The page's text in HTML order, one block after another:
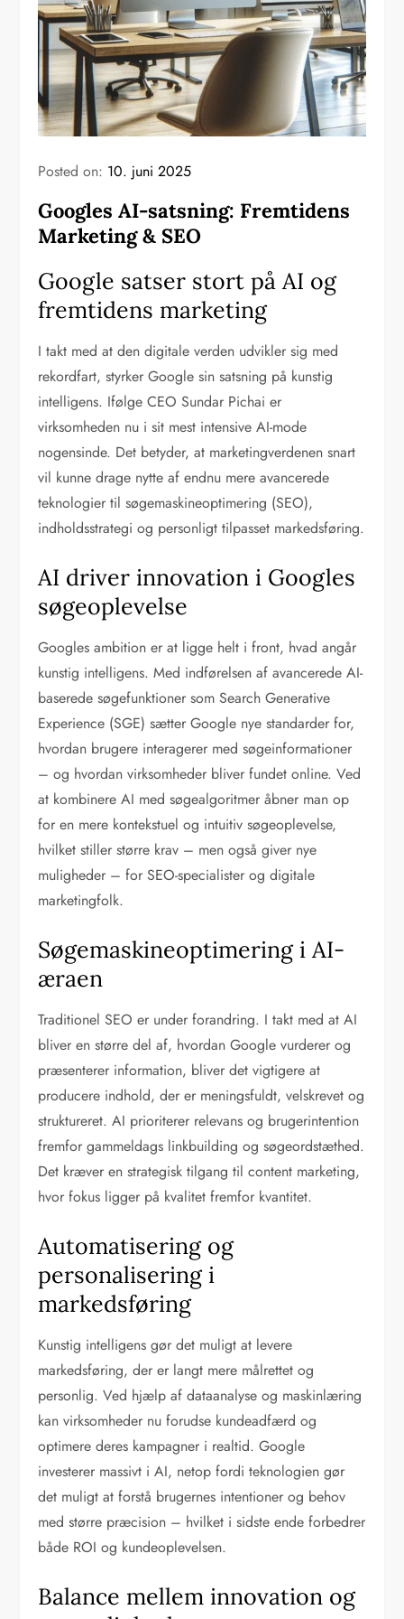
Posted on: 10. juni 2025
Googles AI-satsning: Fremtidens
Marketing & SEO
Google satser stort på AI og
fremtidens marketing
I takt med at den digitale verden udvikler sig med
rekordfart, styrker Google sin satsning på kunstig
intelligens. Ifølge CEO Sundar Pichai er
virksomheden nu i sit mest intensive AI-mode
nogensinde. Det betyder, at marketingverdenen snart
vil kunne drage nytte af endnu mere avancerede
teknologier til søgemaskineoptimering (SEO),
indholdsstrategi og personligt tilpasset markedsføring.
AI driver innovation i Googles
søgeoplevelse
Googles ambition er at ligge helt i front, hvad angår
kunstig intelligens. Med indførelsen af avancerede AI-
baserede søgefunktioner som Search Generative
Experience (SGE) sætter Google nye standarder for,
hvordan brugere interagerer med søgeinformationer
– og hvordan virksomheder bliver fundet online. Ved
at kombinere AI med søgealgoritmer åbner man op
for en mere kontekstuel og intuitiv søgeoplevelse,
hvilket stiller større krav – men også giver nye
muligheder – for SEO-specialister og digitale
marketingfolk.
Søgemaskineoptimering i AI-
æraen
Traditionel SEO er under forandring. I takt med at AI
bliver en større del af, hvordan Google vurderer og
præsenterer information, bliver det vigtigere at
producere indhold, der er meningsfuldt, velskrevet og
struktureret. AI prioriterer relevans og brugerintention
fremfor gammeldags linkbuilding og søgeordstæthed.
Det kræver en strategisk tilgang til content marketing,
hvor fokus ligger på kvalitet fremfor kvantitet.
Automatisering og
personalisering i
markedsføring
Kunstig intelligens gør det muligt at levere
markedsføring, der er langt mere målrettet og
personlig. Ved hjælp af dataanalyse og maskinlæring
kan virksomheder nu forudse kundeadfærd og
optimere deres kampagner i realtid. Google
investerer massivt i AI, netop fordi teknologien gør
det muligt at forstå brugernes intentioner og behov
med større præcision – hvilket i sidste ende forbedrer
både ROI og kundeoplevelsen.
Balance mellem innovation og